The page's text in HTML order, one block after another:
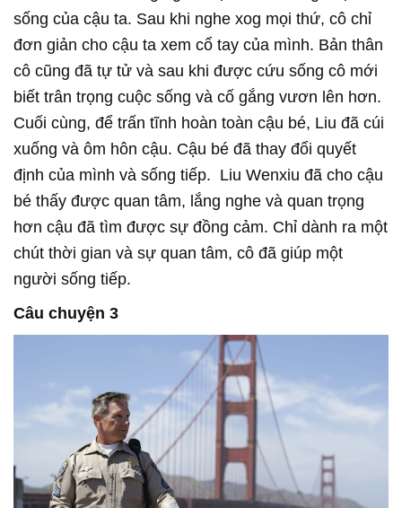
sống của cậu ta. Sau khi nghe xog mọi thứ, cô chỉ
đơn giản cho cậu ta xem cổ tay của mình. Bản thân
cô cũng đã tự tử và sau khi được cứu sống cô mới
biết trân trọng cuộc sống và cố gắng vươn lên hơn.
Cuối cùng, để trấn tĩnh hoàn toàn cậu bé, Liu đã cúi
xuống và ôm hôn cậu. Cậu bé đã thay đổi quyết
định của mình và sống tiếp. Liu Wenxiu đã cho cậu
bé thấy được quan tâm, lắng nghe và quan trọng
hơn cậu đã tìm được sự đồng cảm. Chỉ dành ra một
chút thời gian và sự quan tâm, cô đã giúp một
người sống tiếp.
Câu chuyện 3